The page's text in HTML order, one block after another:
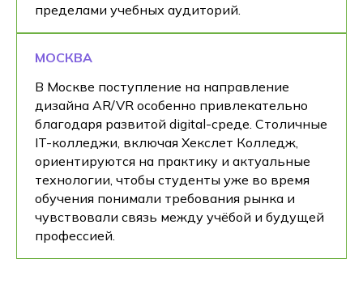
пределами учебных аудиторий.
МОСКВА
В Москве поступление на направление
дизайна AR/VR особенно привлекательно
благодаря развитой digital-среде. Столичные
IT-колледжи, включая Хекслет Колледж,
ориентируются на практику и актуальные
технологии, чтобы студенты уже во время
обучения понимали требования рынка и
чувствовали связь между учёбой и будущей
профессией.